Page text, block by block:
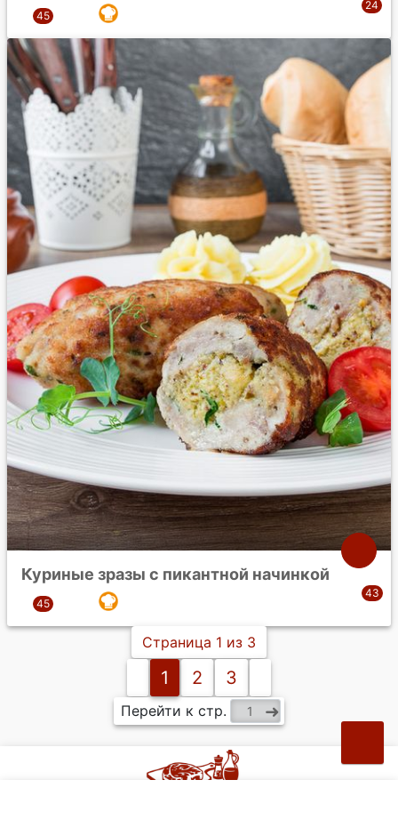
Куриные зразы с пикантной начинкой
Страница 1 из 3
1 2 3
Перейти к стр.